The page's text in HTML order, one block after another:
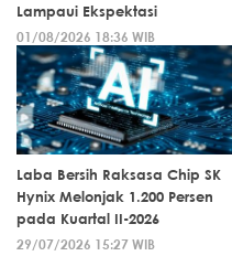
Lampaui Ekspektasi
01/08/2026 18:36 WIB
Laba Bersih Raksasa Chip SK
Hynix Melonjak 1.200 Persen
pada Kuartal II-2026
29/07/2026 15:27 WIB